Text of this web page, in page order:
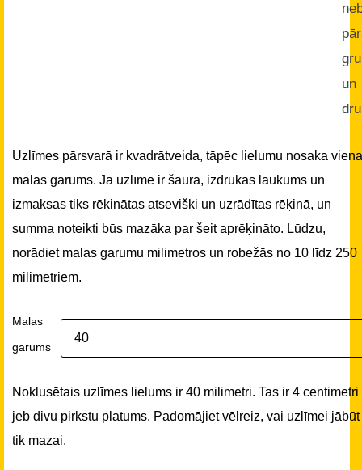
un
Uzlīmes pārsvarā ir kvadrātveida, tāpēc lielumu nosaka
malas garums. Ja uzlīme ir šaura, izdrukas laukums un
izmaksas tiks rēķinātas atsevišķi un uzrādītas rēķinā, un
summa noteikti būs mazāka par šeit aprēķināto. Lūdzu,
norādiet malas garumu milimetros un robežās no 10 līdz 250
milimetriem.
Malas
garums
Noklusētais uzlīmes lielums ir 40 milimetri. Tas ir 4 centimetri
jeb divu pirkstu platums. Padomājiet vēlreiz, vai uzlīmei jābūt
tik mazai.